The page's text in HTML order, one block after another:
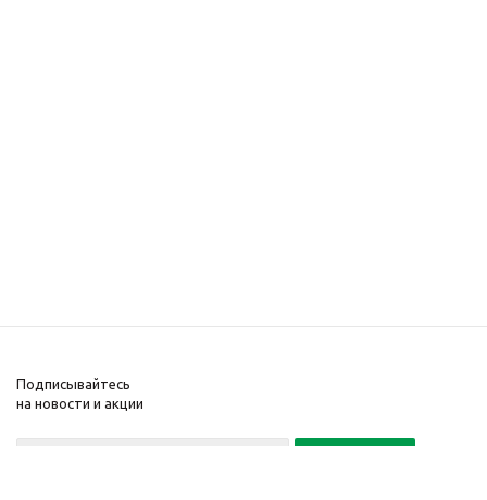
Подписывайтесь
на новости и акции